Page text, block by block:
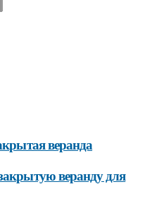
веранда
веранду для